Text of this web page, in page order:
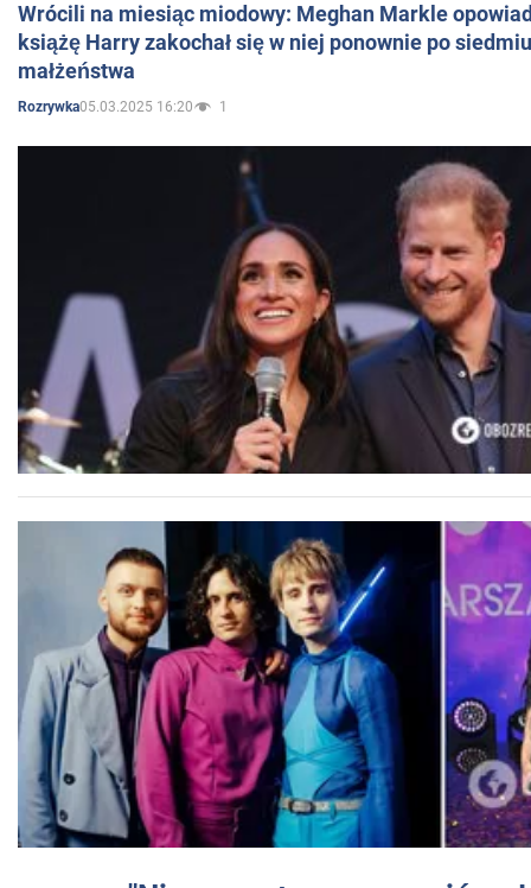
Wrócili na miesiąc miodowy: Meghan Markle
książę Harry zakochał się w niej ponownie po
małżeństwa
Rozrywka05.03.2025 16:20 1